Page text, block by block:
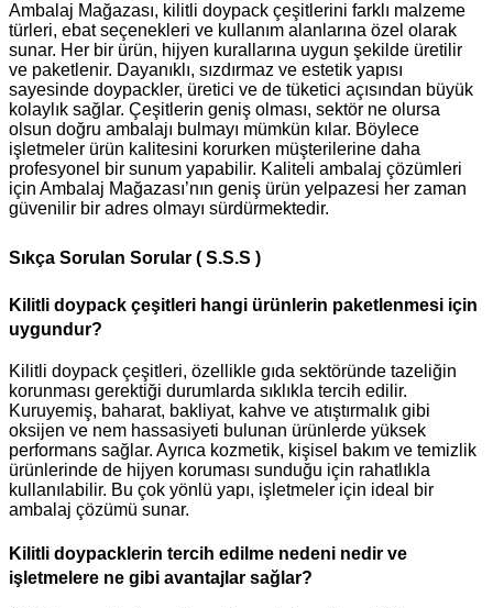
Ambalaj Mağazası, kilitli doypack çeşitlerini farklı malzeme
türleri, ebat seçenekleri ve kullanım alanlarına özel olarak
sunar. Her bir ürün, hijyen kurallarına uygun şekilde üretilir
ve paketlenir. Dayanıklı, sızdırmaz ve estetik yapısı
sayesinde doypackler, üretici ve de tüketici açısından büyük
kolaylık sağlar. Çeşitlerin geniş olması, sektör ne olursa
olsun doğru ambalajı bulmayı mümkün kılar. Böylece
işletmeler ürün kalitesini korurken müşterilerine daha
profesyonel bir sunum yapabilir. Kaliteli ambalaj çözümleri
için Ambalaj Mağazası’nın geniş ürün yelpazesi her zaman
güvenilir bir adres olmayı sürdürmektedir.
Sıkça Sorulan Sorular ( S.S.S )
Kilitli doypack çeşitleri hangi ürünlerin paketlenmesi için
uygundur?
Kilitli doypack çeşitleri, özellikle gıda sektöründe tazeliğin
korunması gerektiği durumlarda sıklıkla tercih edilir.
Kuruyemiş, baharat, bakliyat, kahve ve atıştırmalık gibi
oksijen ve nem hassasiyeti bulunan ürünlerde yüksek
performans sağlar. Ayrıca kozmetik, kişisel bakım ve temizlik
ürünlerinde de hijyen koruması sunduğu için rahatlıkla
kullanılabilir. Bu çok yönlü yapı, işletmeler için ideal bir
ambalaj çözümü sunar.
Kilitli doypacklerin tercih edilme nedeni nedir ve
işletmelere ne gibi avantajlar sağlar?